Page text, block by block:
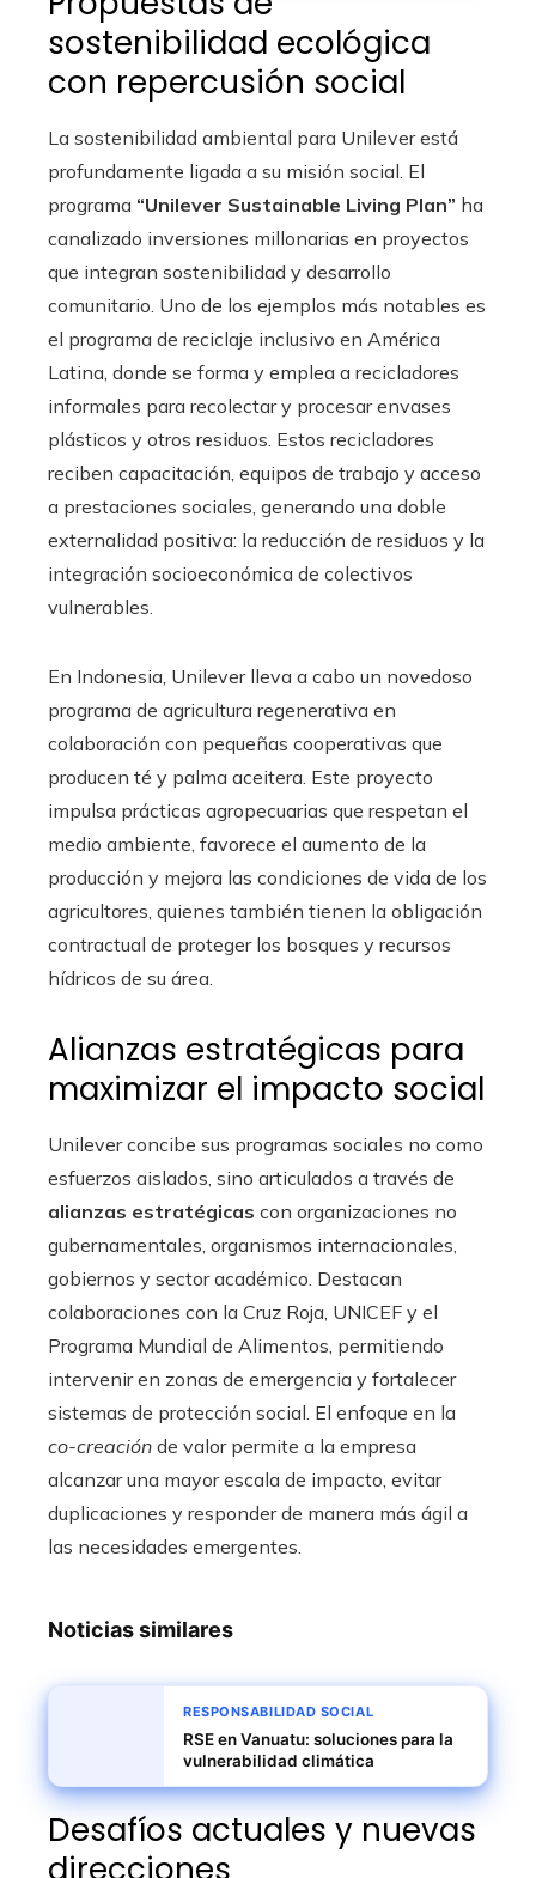
sostenibilidad ecológica
con repercusión social
La sostenibilidad ambiental para Unilever está
profundamente ligada a su misión social. El
programa “Unilever Sustainable Living Plan” ha
canalizado inversiones millonarias en proyectos
que integran sostenibilidad y desarrollo
comunitario. Uno de los ejemplos más notables es
el programa de reciclaje inclusivo en América
Latina, donde se forma y emplea a recicladores
informales para recolectar y procesar envases
plásticos y otros residuos. Estos recicladores
reciben capacitación, equipos de trabajo y acceso
a prestaciones sociales, generando una doble
externalidad positiva: la reducción de residuos y la
integración socioeconómica de colectivos
vulnerables.
En Indonesia, Unilever lleva a cabo un novedoso
programa de agricultura regenerativa en
colaboración con pequeñas cooperativas que
producen té y palma aceitera. Este proyecto
impulsa prácticas agropecuarias que respetan el
medio ambiente, favorece el aumento de la
producción y mejora las condiciones de vida de los
agricultores, quienes también tienen la obligación
contractual de proteger los bosques y recursos
hídricos de su área.
Alianzas estratégicas para
maximizar el impacto social
Unilever concibe sus programas sociales no como
esfuerzos aislados, sino articulados a través de
alianzas estratégicas con organizaciones no
gubernamentales, organismos internacionales,
gobiernos y sector académico. Destacan
colaboraciones con la Cruz Roja, UNICEF y el
Programa Mundial de Alimentos, permitiendo
intervenir en zonas de emergencia y fortalecer
sistemas de protección social. El enfoque en la
co-creación de valor permite a la empresa
alcanzar una mayor escala de impacto, evitar
duplicaciones y responder de manera más ágil a
las necesidades emergentes.
Noticias similares
RESPONSABILIDAD SOCIAL
RSE en Vanuatu: soluciones para la
vulnerabilidad climática
Desafíos actuales y nuevas